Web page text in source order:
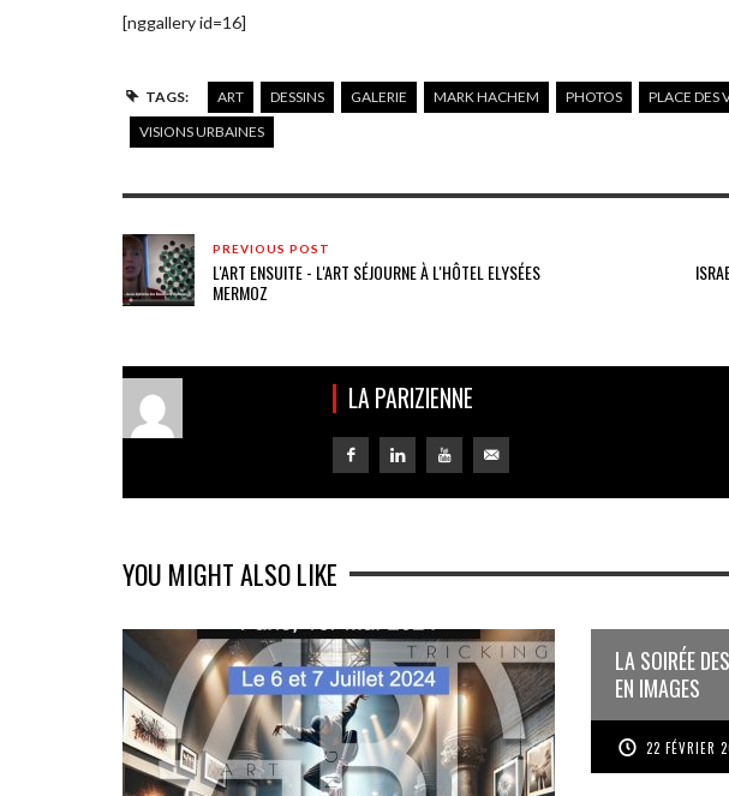
[nggallery id=16]
TAGS: ART DESSINS GALERIE MARK HACHEM PHOTOS PLACE DES
VISIONS URBAINES
PREVIOUS POST
L'ART ENSUITE - L'ART SÉJOURNE À L'HÔTEL ELYSÉES
MERMOZ
LA PARIZIENNE
YOU MIGHT ALSO LIKE
LA SOIRÉE
EN IMAGES
22 FÉVRIER